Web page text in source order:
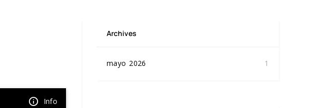
Info
Archives
mayo 2026 1